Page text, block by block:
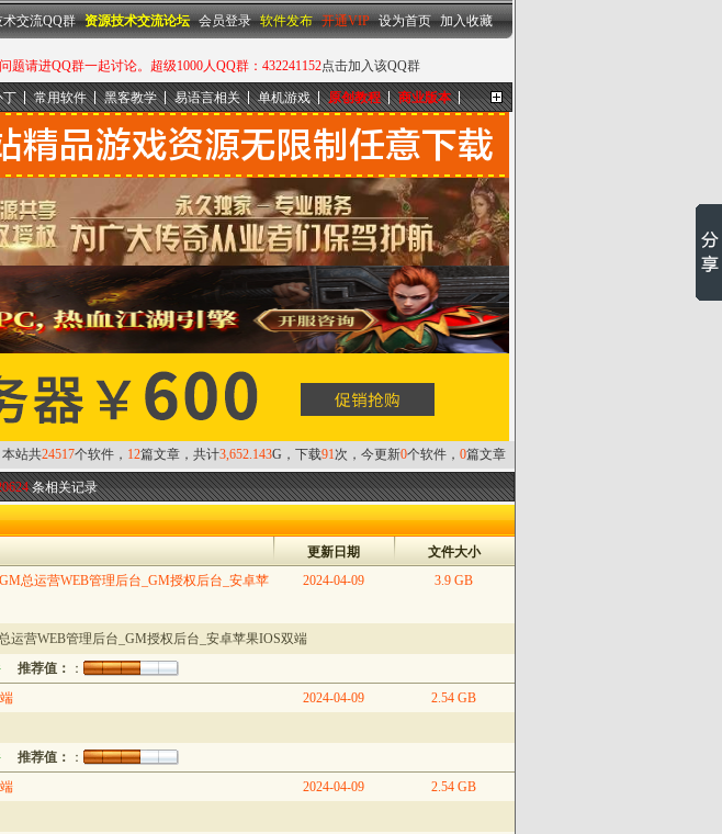
设为首页|加入收藏
题请进QQ群一起讨论。超级1000人QQ群：432241152点击加入该QQ群
术交流QQ群 资源技术交流论坛 会员登录 软件发布 开通VIP 设为首页 加入收藏
更多...
丁 常用软件 黑客教学 易语言相关 单机游戏 原创教程 商业版本
本站共24517个软件， 12篇文章，共计3,652.143G，下载91次，今更新0个软件， 0篇文章
条相关记录
文件大小
更新日期
3.9 GB
2024-04-09
总运营WEB管理后台_GM授权后台_安卓苹
运营WEB管理后台_GM授权后台_安卓苹果IOS双端
推荐值：
：
2.54 GB
2024-04-09
推荐值：
：
2.54 GB
2024-04-09